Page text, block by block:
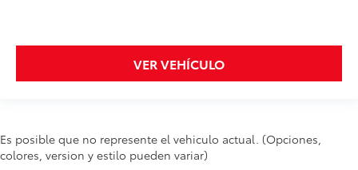
VER VEHÍCULO
Es posible que no represente el vehiculo actual. (Opciones,
colores, version y estilo pueden variar)